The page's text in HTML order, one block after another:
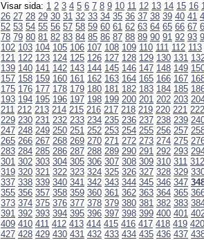
Visar sida: 1 2 3 4 5 6 7 8 9 10 11 12 13 14 15 16
26 27 28 29 30 31 32 33 34 35 36 37 38 39 40 41
52 53 54 55 56 57 58 59 60 61 62 63 64 65 66 67
78 79 80 81 82 83 84 85 86 87 88 89 90 91 92 93
102 103 104 105 106 107 108 109 110 111 112 113
121 122 123 124 125 126 127 128 129 130 131
139 140 141 142 143 144 145 146 147 148 149
157 158 159 160 161 162 163 164 165 166 167
175 176 177 178 179 180 181 182 183 184 185
193 194 195 196 197 198 199 200 201 202 203
211 212 213 214 215 216 217 218 219 220 221 222
229 230 231 232 233 234 235 236 237 238 239
247 248 249 250 251 252 253 254 255 256 257
265 266 267 268 269 270 271 272 273 274 275
283 284 285 286 287 288 289 290 291 292 293
301 302 303 304 305 306 307 308 309 310 311 312
319 320 321 322 323 324 325 326 327 328 329
337 338 339 340 341 342 343 344 345 346 347
355 356 357 358 359 360 361 362 363 364 365
373 374 375 376 377 378 379 380 381 382 383
391 392 393 394 395 396 397 398 399 400 401
409 410 411 412 413 414 415 416 417 418 419 420
427 428 429 430 431 432 433 434 435 436 437